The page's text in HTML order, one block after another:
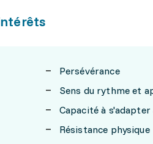
Persévérance
Sens du rythme et
Capacité à
Résistance physique